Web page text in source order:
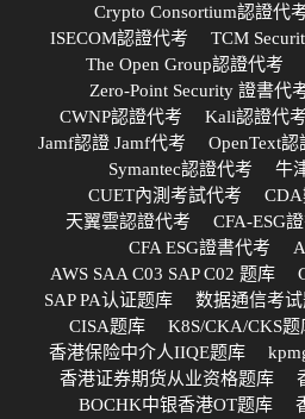
Crypto Consortium認證代
ISECOM認證代考
TCM
The Open Group認證代考
Zero-Point Security 證書代
CWNP認證代考
Kali認證代考
Jamf認證 Jamf代考
OpenText認
Symantec認證代考
牛
CUET內測考試代考
天翼雲認證代考
CFA-ESG
CFA ESG證書代考
AWS SAA C03 SAP C02 题库
SAP PA认证题库
数据通信考
CISA题库
K8S/CKA/CKS题
香港保险中介人IIQE题库
香港证券期货从业资格题库
BOCHK中银香港OT题库